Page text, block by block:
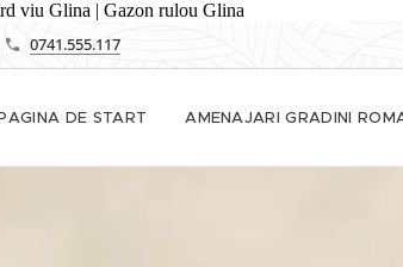
viu Glina | Gazon rulou Glina
0741.555.117
DE START AMENAJARI GRADINI